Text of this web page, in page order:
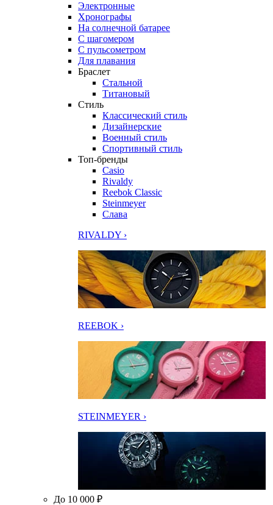
Электронные
Хронографы
На солнечной батарее
С шагомером
С пульсометром
Для плавания
Браслет
Стальной
Титановый
Стиль
Классический стиль
Дизайнерские
Военный стиль
Спортивный стиль
Топ-бренды
Casio
Rivaldy
Reebok Classic
Steinmeyer
Слава
RIVALDY ›
REEBOK ›
STEINMEYER ›
До 10 000 ₽